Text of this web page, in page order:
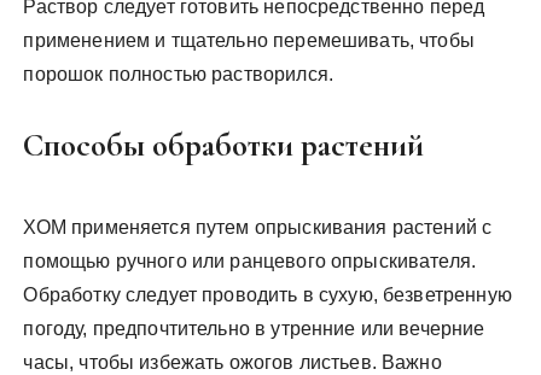
Раствор следует готовить непосредственно перед
применением и тщательно перемешивать, чтобы
порошок полностью растворился.
Способы обработки растений
ХОМ применяется путем опрыскивания растений с
помощью ручного или ранцевого опрыскивателя.
Обработку следует проводить в сухую, безветренную
погоду, предпочтительно в утренние или вечерние
часы, чтобы избежать ожогов листьев. Важно